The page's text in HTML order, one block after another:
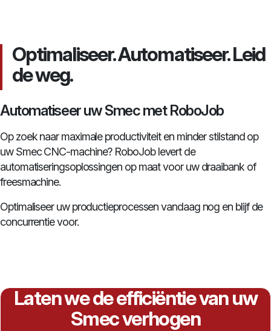
Optimaliseer. Automatiseer. Leid
de weg.
Automatiseer uw Smec met RoboJob
Op zoek naar maximale productiviteit en minder stilstand op
uw Smec CNC-machine? RoboJob levert de
automatiseringsoplossingen op maat voor uw draaibank of
freesmachine.
Optimaliseer uw productieprocessen vandaag nog en blijf de
concurrentie voor.
Laten we de efficiëntie van uw
Smec verhogen